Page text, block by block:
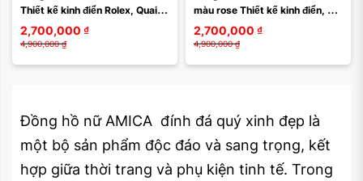
Thiết kế kinh điển Rolex, Quai
kim loại demi Kính sapphire
mặt trắng
2,700,000 ₫
4,900,000 ₫
màu rose Thiết kế kinh điển,
Mặt nâu nổi bật, Quai kim loại
demi mix ...
2,700,000 ₫
4,900,000 ₫
Đồng hồ nữ AMICA đính đá quý xinh đẹp là
một bộ sản phẩm độc đáo và sang trọng, kết
hợp giữa thời trang và phụ kiện tinh tế. Trong